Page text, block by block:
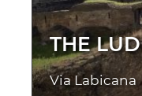
THE
Via Labicana